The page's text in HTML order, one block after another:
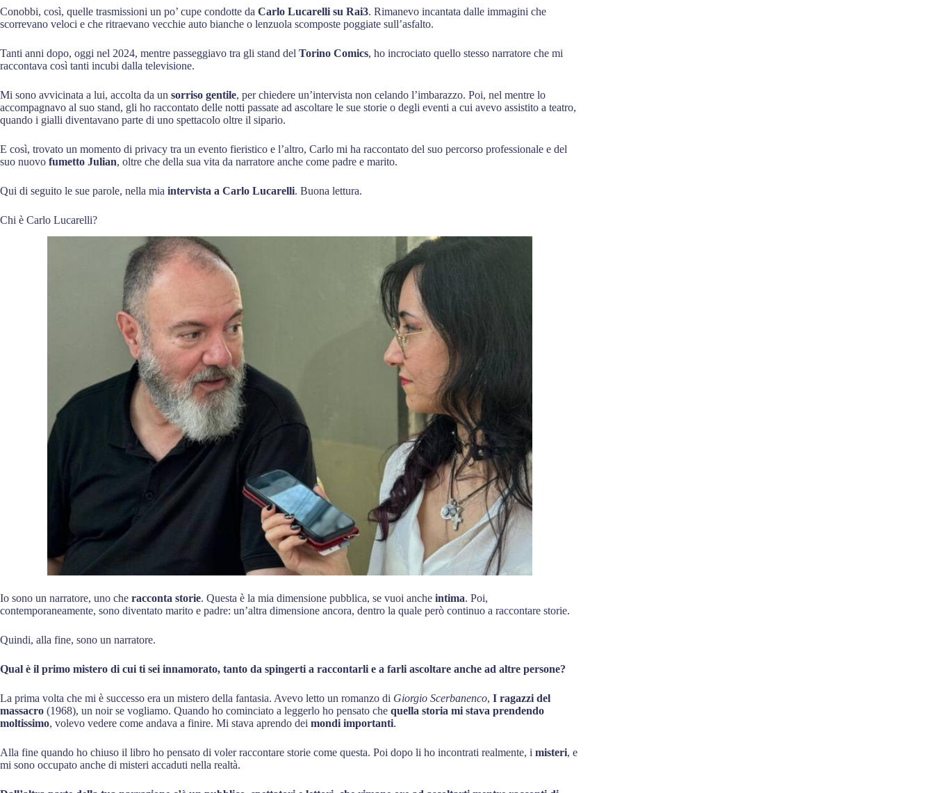
Conobbi, così, quelle trasmissioni un po’ cupe condotte da Carlo Lucarelli su Rai3. Rimanevo incantata dalle immagini che
scorrevano veloci e che ritraevano vecchie auto bianche o lenzuola scomposte poggiate sull’asfalto.
Tanti anni dopo, oggi nel 2024, mentre passeggiavo tra gli stand del Torino Comics, ho incrociato quello stesso narratore che mi
raccontava così tanti incubi dalla televisione.
Mi sono avvicinata a lui, accolta da un sorriso gentile, per chiedere un’intervista non celando l’imbarazzo. Poi, nel mentre lo
accompagnavo al suo stand, gli ho raccontato delle notti passate ad ascoltare le sue storie o degli eventi a cui avevo assistito a teatro,
quando i gialli diventavano parte di uno spettacolo oltre il sipario.
E così, trovato un momento di privacy tra un evento fieristico e l’altro, Carlo mi ha raccontato del suo percorso professionale e del
suo nuovo fumetto Julian, oltre che della sua vita da narratore anche come padre e marito.
Qui di seguito le sue parole, nella mia intervista a Carlo Lucarelli. Buona lettura.
Chi è Carlo Lucarelli?
Io sono un narratore, uno che racconta storie. Questa è la mia dimensione pubblica, se vuoi anche intima. Poi,
contemporaneamente, sono diventato marito e padre: un’altra dimensione ancora, dentro la quale però continuo a raccontare storie.
Quindi, alla fine, sono un narratore.
Qual è il primo mistero di cui ti sei innamorato, tanto da spingerti a raccontarli e a farli ascoltare anche ad altre persone?
La prima volta che mi è successo era un mistero della fantasia. Avevo letto un romanzo di Giorgio Scerbanenco, I ragazzi del
massacro (1968), un noir se vogliamo. Quando ho cominciato a leggerlo ho pensato che quella storia mi stava prendendo
moltissimo, volevo vedere come andava a finire. Mi stava aprendo dei mondi importanti.
Alla fine quando ho chiuso il libro ho pensato di voler raccontare storie come questa. Poi dopo li ho incontrati realmente, i misteri, e
mi sono occupato anche di misteri accaduti nella realtà.